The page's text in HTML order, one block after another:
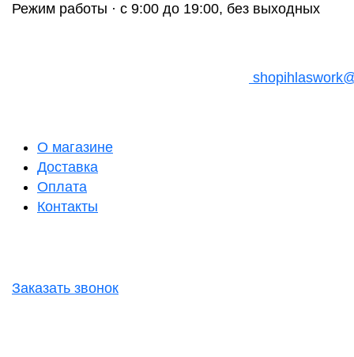
Режим работы · с 9:00 до 19:00, без выходных
О магазине
Доставка
Оплата
Контакты
Заказать звонок